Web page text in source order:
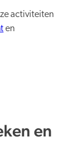
activiteiten
en
en